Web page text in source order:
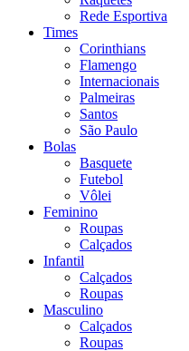
Rede Esportiva
Times
Corinthians
Flamengo
Internacionais
Palmeiras
Santos
São Paulo
Bolas
Basquete
Futebol
Vôlei
Feminino
Roupas
Calçados
Infantil
Calçados
Roupas
Masculino
Calçados
Roupas